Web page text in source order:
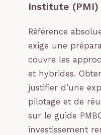
Institute (PMI)
Référence
exige une
couvre les
et hybrides.
justifier d’une
pilotage et de
sur le guide
investissement